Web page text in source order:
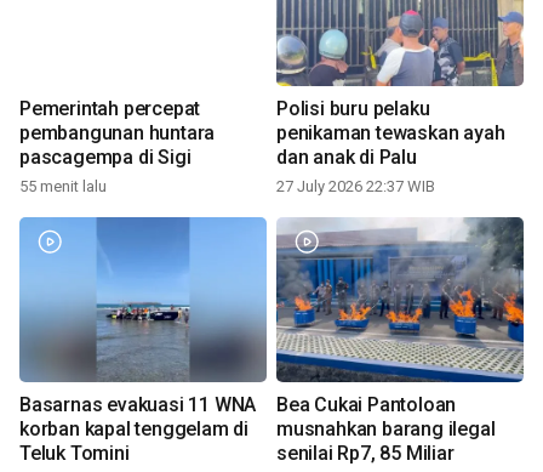
Pemerintah percepat
pembangunan huntara
pascagempa di Sigi
55 menit lalu
Polisi buru pelaku
penikaman tewaskan ayah
dan anak di Palu
27 July 2026 22:37 WIB
Basarnas evakuasi 11 WNA
korban kapal tenggelam di
Teluk Tomini
Bea Cukai Pantoloan
musnahkan barang ilegal
senilai Rp7, 85 Miliar